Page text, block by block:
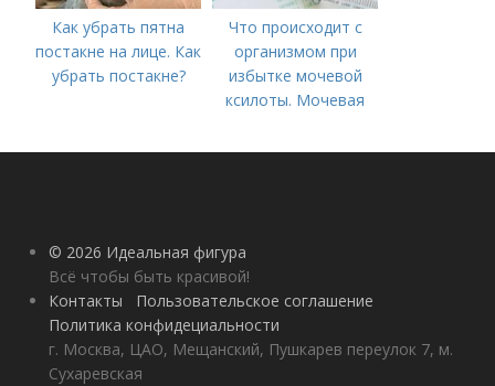
Как убрать пятна
постакне на лице. Как
убрать постакне?
Что происходит с
организмом при
избытке мочевой
ксилоты. Мочевая
норма и отклонения
© 2026 Идеальная фигура
Всё чтобы быть красивой!
Контакты
Пользовательское соглашение
Политика конфидециальности
г. Москва, ЦАО, Мещанский, Пушкарев переулок 7, м.
Сухаревская